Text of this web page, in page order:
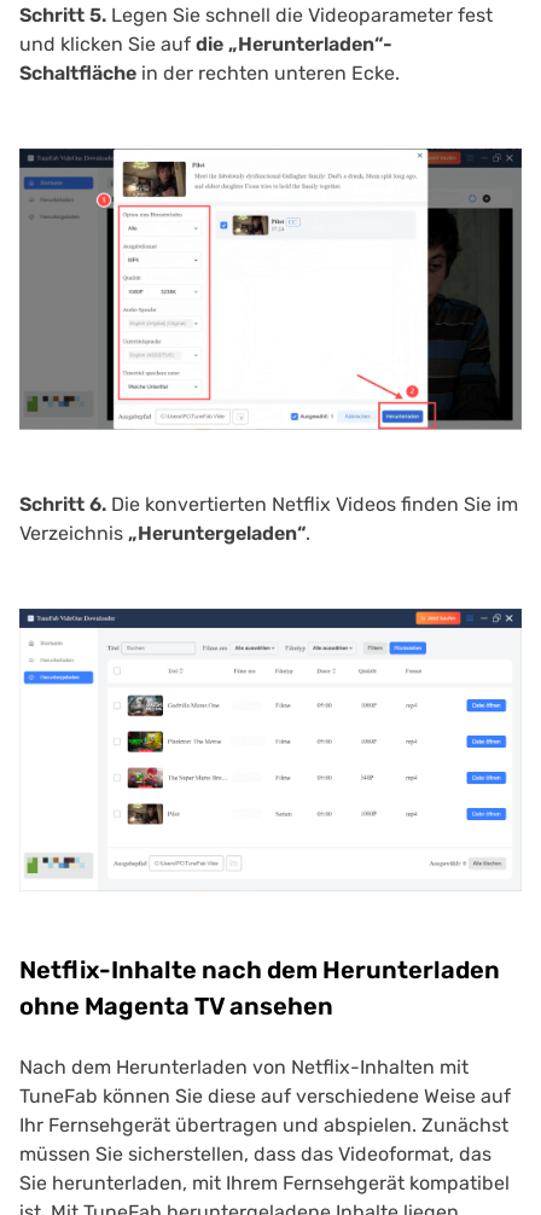
Schritt 5. Legen Sie schnell die Videoparameter fest
und klicken Sie auf die „Herunterladen“-
Schaltfläche in der rechten unteren Ecke.
Schritt 6. Die konvertierten Netflix Videos finden Sie im
Verzeichnis „Heruntergeladen“.
Netflix-Inhalte nach dem Herunterladen
ohne Magenta TV ansehen
Nach dem Herunterladen von Netflix-Inhalten mit
TuneFab können Sie diese auf verschiedene Weise auf
Ihr Fernsehgerät übertragen und abspielen. Zunächst
müssen Sie sicherstellen, dass das Videoformat, das
Sie herunterladen, mit Ihrem Fernsehgerät kompatibel